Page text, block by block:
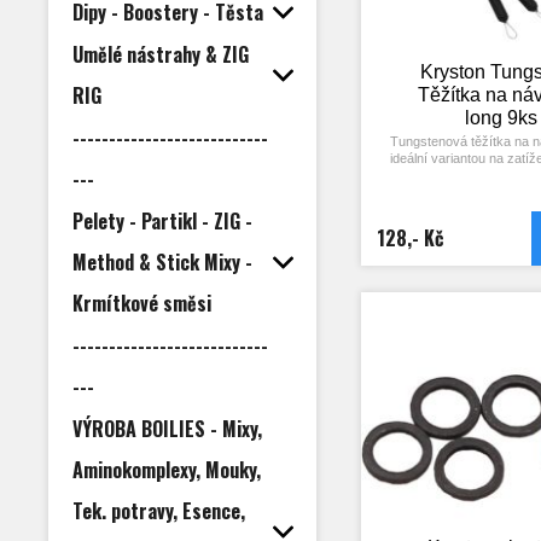
Dipy - Boostery - Těsta
Umělé nástrahy & ZIG
RIG
---------------------------
---
Pelety - Partikl - ZIG -
Method & Stick Mixy -
Krmítkové směsi
---------------------------
---
VÝROBA BOILIES - Mixy,
Aminokomplexy, Mouky,
Tek. potravy, Esence,
- Samolepka
Návazec Blow Back
a situacích. Vhodný je
nastražení tzv. panáčka
jedné potápivé a jedné
Jak sestavit návazec
zjistíte po načtení QR kódu
Kryston
Těžítka na
long 9ks
Tungstenová těžítka na
ideální variantou na
je ze smyčky přetáhnout
posunout do požadované
128,- Kč